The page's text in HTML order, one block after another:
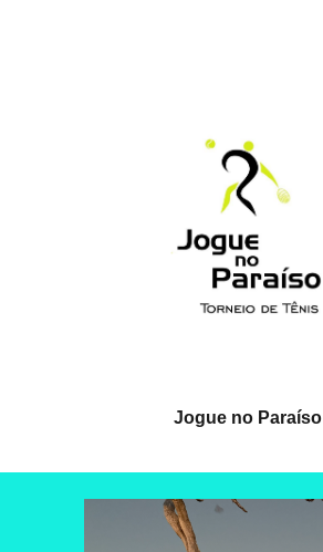
Jogue no Paraíso